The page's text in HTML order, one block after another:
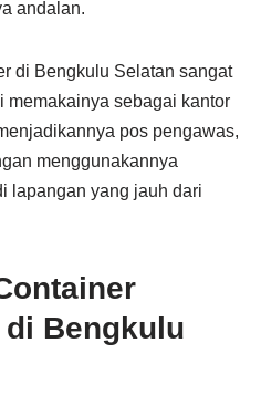
andalan.
di Bengkulu Selatan sangat
memakainya sebagai kantor
pos pengawas,
menggunakannya
lapangan yang jauh dari
Bengkulu